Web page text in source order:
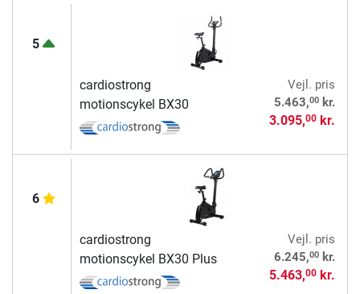
5
cardiostrong
motionscykel BX30
Vejl. pris
5.463,00kr.
3.095,00kr.
6
cardiostrong
motionscykel BX30 Plus
Vejl. pris
6.245,00kr.
5.463,00kr.